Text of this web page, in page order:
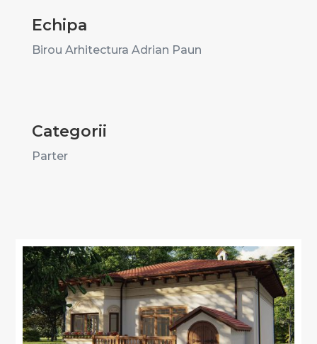
Echipa
Birou Arhitectura Adrian Paun
Categorii
Parter